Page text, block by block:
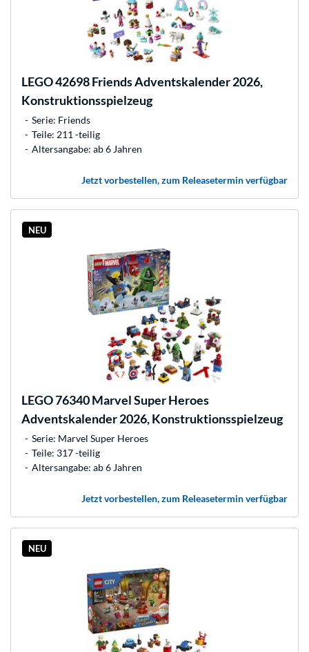
LEGO42698 Friends Adventskalender 2026,
Konstruktionsspielzeug
Serie: Friends
Teile: 211 -teilig
Altersangabe: ab 6 Jahren
Jetzt vorbestellen, zum Releasetermin verfügbar
NEU
LEGO76340 Marvel Super Heroes
Adventskalender 2026, Konstruktionsspielzeug
Serie: Marvel Super Heroes
Teile: 317 -teilig
Altersangabe: ab 6 Jahren
Jetzt vorbestellen, zum Releasetermin verfügbar
NEU